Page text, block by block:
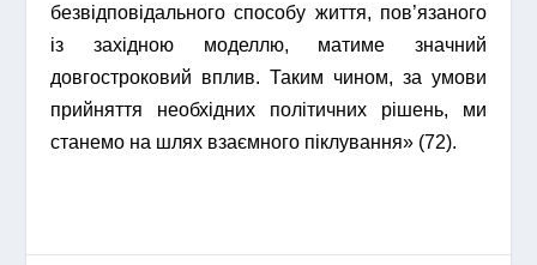
безвідповідального способу життя, пов’язаного
із західною моделлю, матиме значний
довгостроковий вплив. Таким чином, за умови
прийняття необхідних політичних рішень, ми
станемо на шлях взаємного піклування» (72).